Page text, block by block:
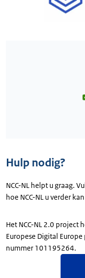
Hulp nodig?
NCC-NL helpt u graag.
hoe NCC-NL u verder
Het NCC-NL 2.0
Europese Digital
nummer 101195264.